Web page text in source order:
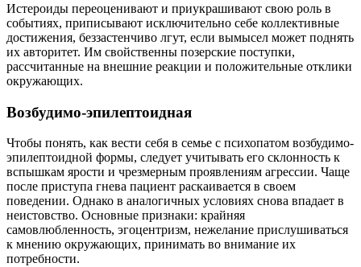
Истероиды переоценивают и приукрашивают свою роль в
событиях, приписывают исключительно себе коллективные
достижения, беззастенчиво лгут, если вымысел может поднять
их авторитет. Им свойственны позерские поступки,
рассчитанные на внешние реакции и положительные отклики
окружающих.
Возбудимо-эпилептоидная
Чтобы понять, как вести себя в семье с психопатом возбудимо-
эпилептоидной формы, следует учитывать его склонность к
вспышкам ярости и чрезмерным проявлениям агрессии. Чаще
после приступа гнева пациент раскаивается в своем
поведении. Однако в аналогичных условиях снова впадает в
неистовство. Основные признаки: крайняя
самовлюбленность, эгоцентризм, нежелание прислушиваться
к мнению окружающих, принимать во внимание их
потребности.